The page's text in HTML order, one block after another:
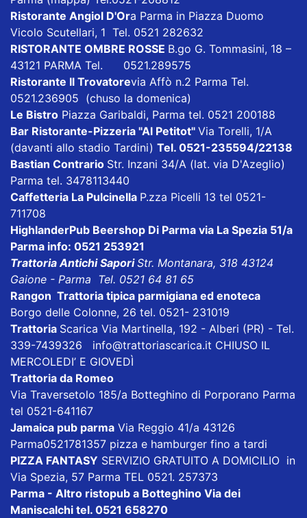
Ristorante Angiol D'Ora Parma in Piazza Duomo
Vicolo Scutellari, 1 Tel. 0521 282632
RISTORANTE OMBRE ROSSE B.go G. Tommasini, 18 –
43121 PARMA Tel. 0521.289575
Ristorante Il Trovatorevia Affò n.2 Parma Tel.
0521.236905 (chuso la domenica)
Le Bistro Piazza Garibaldi, Parma tel. 0521 200188
Bar Ristorante-Pizzeria "Al Petitot" Via Torelli, 1/A
(davanti allo stadio Tardini) Tel. 0521-235594/22138
Bastian Contrario Str. Inzani 34/A (lat. via D'Azeglio)
Parma tel. 3478113440
Caffetteria La Pulcinella P.zza Picelli 13 tel 0521-
711708
HighlanderPub Beershop Di Parma via La Spezia 51/a
Parma info: 0521 253921
Trattoria Antichi SaporiStr. Montanara, 318 43124
Gaione - Parma Tel. 0521 64 81 65
Rangon Trattoria tipica parmigiana ed enoteca
Borgo delle Colonne, 26 tel. 0521- 231019
Trattoria Scarica Via Martinella, 192 - Alberi (PR) - Tel.
339-7439326 info@trattoriascarica.it CHIUSO IL
MERCOLEDI’ E GIOVEDÌ
Trattoria da Romeo
Via Traversetolo 185/a Botteghino di Porporano Parma
tel 0521-641167
Jamaica pub parma Via Reggio 41/a 43126
Parma0521781357 pizza e hamburger fino a tardi
PIZZA FANTASY SERVIZIO GRATUITO A DOMICILIO in
Via Spezia, 57 Parma TEL 0521. 257373
Parma - Altro ristopub a Botteghino Via dei
Maniscalchi tel. 0521 658270